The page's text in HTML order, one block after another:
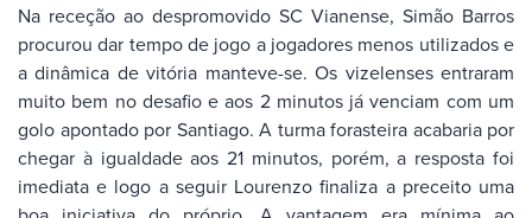
Na receção ao despromovido SC Vianense, Simão Barros
procurou dar tempo de jogo a jogadores menos utilizados e
a dinâmica de vitória manteve-se. Os vizelenses entraram
muito bem no desafio e aos 2 minutos já venciam com um
golo apontado por Santiago. A turma forasteira acabaria por
chegar à igualdade aos 21 minutos, porém, a resposta foi
imediata e logo a seguir Lourenzo finaliza a preceito uma